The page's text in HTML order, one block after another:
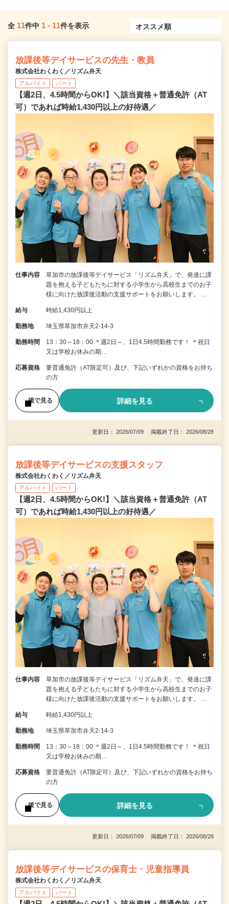
全 11件中 1 - 11件を表示
放課後等デイサービスの先生・教員
株式会社わくわく／リズム弁天
アルバイト パート
【週2日、4.5時間からOK!】＼該当資格＋普通免許（AT
可）であれば時給1,430円以上の好待遇／
仕事内容
草加市の放課後等デイサービス「リズム弁天」で、発達に課
題を抱える子どもたちに対する小学生から高校生までのお子
様に向けた放課後活動の支援サポートをお願いします。 …
給与 時給1,430円以上
勤務地 埼玉県草加市弁天2-14-3
勤務時間
13：30～18：00 ＊週2日～、1日4.5時間勤務です！ ＊祝日
又は学校お休みの期…
応募資格
要普通免許（AT限定可）及び、下記いずれかの資格をお持ち
の方
後で見る 詳細を見る
更新日： 2026/07/09 掲載終了日： 2026/08/28
放課後等デイサービスの支援スタッフ
株式会社わくわく／リズム弁天
アルバイト パート
【週2日、4.5時間からOK!】＼該当資格＋普通免許（AT
可）であれば時給1,430円以上の好待遇／
仕事内容
草加市の放課後等デイサービス「リズム弁天」で、発達に課
題を抱える子どもたちに対する小学生から高校生までのお子
様に向けた放課後活動の支援サポートをお願いします。 …
給与 時給1,430円以上
勤務地 埼玉県草加市弁天2-14-3
勤務時間
13：30～18：00 ＊週2日～、1日4.5時間勤務です！ ＊祝日
又は学校お休みの期…
応募資格
要普通免許（AT限定可）及び、下記いずれかの資格をお持ち
の方
後で見る 詳細を見る
更新日： 2026/07/09 掲載終了日： 2026/08/28
放課後等デイサービスの保育士・児童指導員
株式会社わくわく／リズム弁天
アルバイト パート